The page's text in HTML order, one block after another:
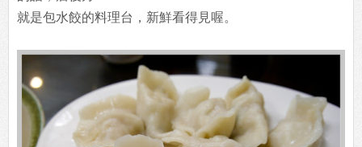
就是包水餃的料理台，新鮮看得見喔。